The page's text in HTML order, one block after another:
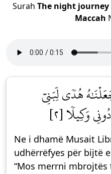
Surah The night journey
Maccah
هُدٗى لِّبَنِيٓ
وَكِيلٗا [٢]
Ne i dhamë Musait
udhërrëfyes për bijtë
“Mos merrni mbrojtës